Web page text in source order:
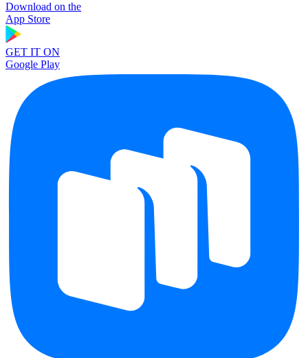
Download on the
App Store
GET IT ON
Google Play